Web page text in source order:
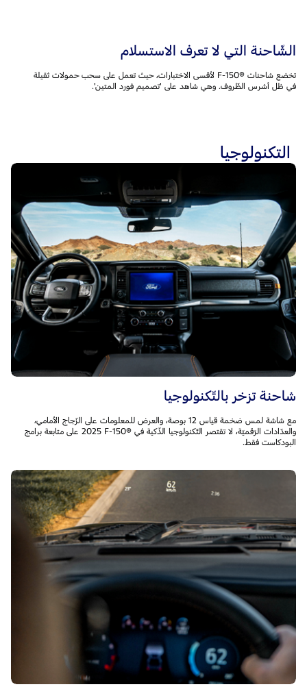
الشّاحنة التي لا تعرف الاستسلام
تخضع شاحنات F-150®‎ لأقسى الاختبارات، حيث تعمل على سحب حمولات ثقيلة
في ظل أشرس الظّروف. وهي شاهد على 'تصميم فورد المتين'.
التكنولوجيا
شاحنة تزخر بالتّكنولوجيا
مع شاشة لمس ضخمة قياس 12 بوصة، والعرض للمعلومات على الزّجاج الأمامي،
والعدّادات الرّقميّة، لا تقتصر التّكنولوجيا الذّكية في F-150®‎ ‏2025 على متابعة برامج
البودكاست فقط.